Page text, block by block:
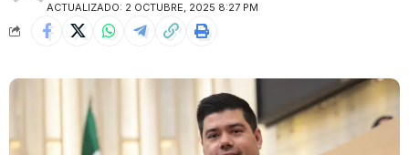
ACTUALIZADO: 2 OCTUBRE, 2025 8:27 PM